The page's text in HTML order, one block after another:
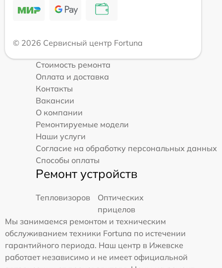
© 2026 Сервисный центр Fortuna
Стоимость ремонта
Оплата и доставка
Контакты
Вакансии
О компании
Ремонтируемые модели
Наши услуги
Согласие на обработку персональных данных
Способы оплаты
Ремонт устройств
Тепловизоров
Оптических
прицелов
Мы занимаемся ремонтом и техническим
обслуживанием техники Fortuna по истечении
гарантийного периода. Наш центр в Ижевске
работает независимо и не имеет официальной